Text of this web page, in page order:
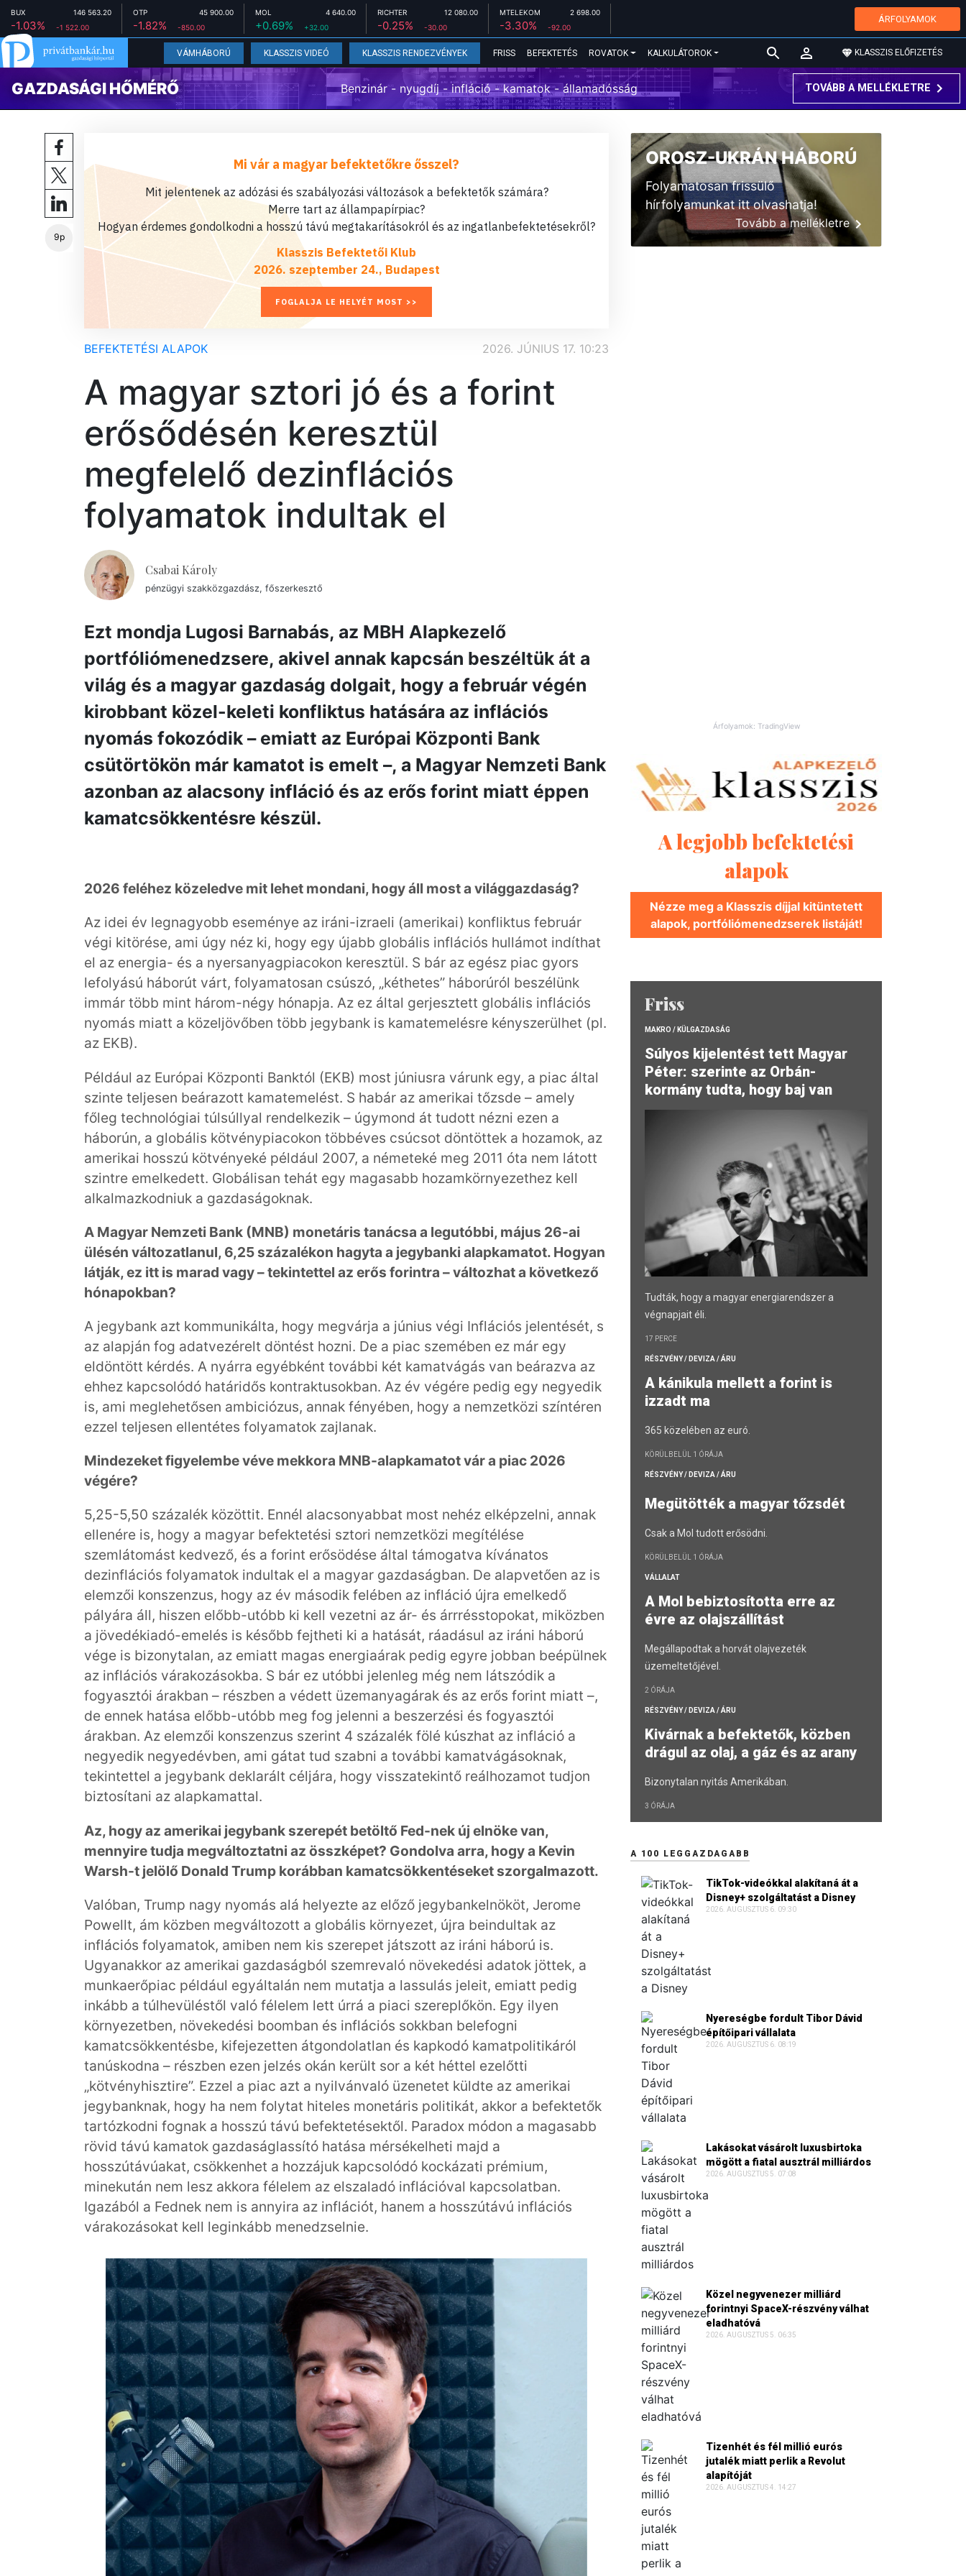
BUX 146 563.20
-1.03% -1 522.00
OTP 45 900.00
-1.82% -850.00
MOL 4 640.00
+0.69% +32.00
RICHTER 12 080.00
-0.25% -30.00
MTELEKOM 2 698.00
-3.30% -92.00
ÁRFOLYAMOK
VÁMHÁBORÚ KLASSZIS VIDEÓ KLASSZIS RENDEZVÉNYEK FRISS BEFEKTETÉS ROVATOK KALKULÁTOROK KLASSZIS ELŐFIZETÉS
GAZDASÁGI HŐMÉRŐ Benzinár - nyugdíj - infláció - kamatok - államadósság TOVÁBB A MELLÉKLETRE
9p
Mi vár a magyar befektetőkre ősszel?
Mit jelentenek az adózási és szabályozási változások a befektetők számára?
Merre tart az állampapírpiac?
Hogyan érdemes gondolkodni a hosszú távú megtakarításokról és az ingatlanbefektetésekről?
Klasszis Befektetői Klub
2026. szeptember 24., Budapest
FOGLALJA LE HELYÉT MOST >>
BEFEKTETÉSI ALAPOK 2026. JÚNIUS 17. 10:23
A magyar sztori jó és a forint
erősődésén keresztül
megfelelő dezinflációs
folyamatok indultak el
Csabai Károly
pénzügyi szakközgazdász, főszerkesztő
Ezt mondja Lugosi Barnabás, az MBH Alapkezelő
portfóliómenedzsere, akivel annak kapcsán beszéltük át a
világ és a magyar gazdaság dolgait, hogy a február végén
kirobbant közel-keleti konfliktus hatására az inflációs
nyomás fokozódik – emiatt az Európai Központi Bank
csütörtökön már kamatot is emelt –, a Magyar Nemzeti Bank
azonban az alacsony infláció és az erős forint miatt éppen
kamatcsökkentésre készül.
2026 feléhez közeledve mit lehet mondani, hogy áll most a világgazdaság?
Az idei év legnagyobb eseménye az iráni-izraeli (amerikai) konfliktus február
végi kitörése, ami úgy néz ki, hogy egy újabb globális inflációs hullámot indíthat
el az energia- és a nyersanyagpiacokon keresztül. S bár az egész piac gyors
lefolyású háborút várt, folyamatosan csúszó, „kéthetes” háborúról beszélünk
immár több mint három-négy hónapja. Az ez által gerjesztett globális inflációs
nyomás miatt a közeljövőben több jegybank is kamatemelésre kényszerülhet (pl.
az EKB).
Például az Európai Központi Banktól (EKB) most júniusra várunk egy, a piac által
szinte teljesen beárazott kamatemelést. S habár az amerikai tőzsde – amely
főleg technológiai túlsúllyal rendelkezik – úgymond át tudott nézni ezen a
háborún, a globális kötvénypiacokon többéves csúcsot döntöttek a hozamok, az
amerikai hosszú kötvényeké például 2007, a németeké meg 2011 óta nem látott
szintre emelkedett. Globálisan tehát egy magasabb hozamkörnyezethez kell
alkalmazkodniuk a gazdaságoknak.
A Magyar Nemzeti Bank (MNB) monetáris tanácsa a legutóbbi, május 26-ai
ülésén változatlanul, 6,25 százalékon hagyta a jegybanki alapkamatot. Hogyan
látják, ez itt is marad vagy – tekintettel az erős forintra – változhat a következő
hónapokban?
A jegybank azt kommunikálta, hogy megvárja a június végi Inflációs jelentését, s
az alapján fog adatvezérelt döntést hozni. De a piac szemében ez már egy
eldöntött kérdés. A nyárra egyébként további két kamatvágás van beárazva az
ehhez kapcsolódó határidős kontraktusokban. Az év végére pedig egy negyedik
is, ami meglehetősen ambiciózus, annak fényében, hogy a nemzetközi színtéren
ezzel teljesen ellentétes folyamatok zajlanak.
Mindezeket figyelembe véve mekkora MNB-alapkamatot vár a piac 2026
végére?
5,25-5,50 százalék közöttit. Ennél alacsonyabbat most nehéz elképzelni, annak
ellenére is, hogy a magyar befektetési sztori nemzetközi megítélése
szemlátomást kedvező, és a forint erősödése által támogatva kívánatos
dezinflációs folyamatok indultak el a magyar gazdaságban. De alapvetően az is
elemzői konszenzus, hogy az év második felében az infláció újra emelkedő
pályára áll, hiszen előbb-utóbb ki kell vezetni az ár- és árrrésstopokat, miközben
a jövedékiadó-emelés is később fejtheti ki a hatását, ráadásul az iráni háború
vége is bizonytalan, az emiatt magas energiaárak pedig egyre jobban beépülnek
az inflációs várakozásokba. S bár ez utóbbi jelenleg még nem látszódik a
fogyasztói árakban – részben a védett üzemanyagárak és az erős forint miatt –,
de ennek hatása előbb-utóbb meg fog jelenni a beszerzési és fogyasztói
árakban. Az elemzői konszenzus szerint 4 százalék fölé kúszhat az infláció a
negyedik negyedévben, ami gátat tud szabni a további kamatvágásoknak,
tekintettel a jegybank deklarált céljára, hogy visszatekintő reálhozamot tudjon
biztosítani az alapkamattal.
Az, hogy az amerikai jegybank szerepét betöltő Fed-nek új elnöke van,
mennyire tudja megváltoztatni az összképet? Gondolva arra, hogy a Kevin
Warsh-t jelölő Donald Trump korábban kamatcsökkentéseket szorgalmazott.
Valóban, Trump nagy nyomás alá helyezte az előző jegybankelnököt, Jerome
Powellt, ám közben megváltozott a globális környezet, újra beindultak az
inflációs folyamatok, amiben nem kis szerepet játszott az iráni háború is.
Ugyanakkor az amerikai gazdaságból szemrevaló növekedési adatok jöttek, a
munkaerőpiac például egyáltalán nem mutatja a lassulás jeleit, emiatt pedig
inkább a túlhevüléstől való félelem lett úrrá a piaci szereplőkön. Egy ilyen
környezetben, növekedési boomban és inflációs sokkban belefogni
kamatcsökkentésbe, kifejezetten átgondolatlan és kapkodó kamatpolitikáról
tanúskodna – részben ezen jelzés okán került sor a két héttel ezelőtti
„kötvényhisztire”. Ezzel a piac azt a nyilvánvaló üzenetet küldte az amerikai
jegybanknak, hogy ha nem folytat hiteles monetáris politikát, akkor a befektetők
tartózkodni fognak a hosszú távú befektetésektől. Paradox módon a magasabb
rövid távú kamatok gazdaságlassító hatása mérsékelheti majd a
hosszútávúakat, csökkenhet a hozzájuk kapcsolódó kockázati prémium,
minekután nem lesz akkora félelem az elszaladó inflációval kapcsolatban.
Igazából a Fednek nem is annyira az inflációt, hanem a hosszútávú inflációs
várakozásokat kell leginkább menedzselnie.
OROSZ-UKRÁN HÁBORÚ
Folyamatosan frissülő
hírfolyamunkat itt olvashatja!
Tovább a mellékletre
Árfolyamok: TradingView
A legjobb befektetési
alapok
Nézze meg a Klasszis díjjal kitüntetett
alapok, portfóliómenedzserek listáját!
Friss
MAKRO / KÜLGAZDASÁG
Súlyos kijelentést tett Magyar
Péter: szerinte az Orbán-
kormány tudta, hogy baj van
Tudták, hogy a magyar energiarendszer a
végnapjait éli.
17 PERCE
RÉSZVÉNY / DEVIZA / ÁRU
A kánikula mellett a forint is
izzadt ma
365 közelében az euró.
KÖRÜLBELÜL 1 ÓRÁJA
RÉSZVÉNY / DEVIZA / ÁRU
Megütötték a magyar tőzsdét
Csak a Mol tudott erősödni.
KÖRÜLBELÜL 1 ÓRÁJA
VÁLLALAT
A Mol bebiztosította erre az
évre az olajszállítást
Megállapodtak a horvát olajvezeték
üzemeltetőjével.
2 ÓRÁJA
RÉSZVÉNY / DEVIZA / ÁRU
Kivárnak a befektetők, közben
drágul az olaj, a gáz és az arany
Bizonytalan nyitás Amerikában.
3 ÓRÁJA
A 100 LEGGAZDAGABB
TikTok-videókkal alakítaná át a
Disney+ szolgáltatást a Disney
2026. AUGUSZTUS 6. 09:30
Nyereségbe fordult Tibor Dávid
építőipari vállalata
2026. AUGUSZTUS 6. 08:19
Lakásokat vásárolt luxusbirtoka
mögött a fiatal ausztrál milliárdos
2026. AUGUSZTUS 5. 07:08
Közel negyvenezer milliárd
forintnyi SpaceX-részvény válhat
eladhatóvá
2026. AUGUSZTUS 5. 06:35
Tizenhét és fél millió eurós
jutalék miatt perlik a Revolut
alapítóját
2026. AUGUSZTUS 4. 14:27